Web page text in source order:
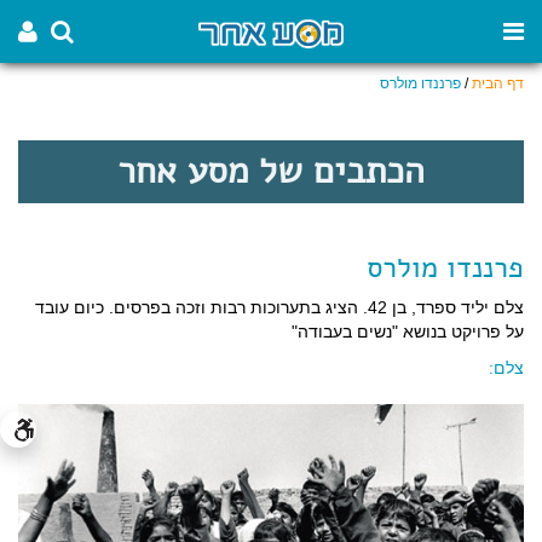
דף הבית/ פרננדו מולרס
הכתבים של מסע אחר
פרננדו מולרס
צלם יליד ספרד, בן 42. הציג בתערוכות רבות וזכה בפרסים. כיום עובד
על פרויקט בנושא "נשים בעבודה"
צלם: